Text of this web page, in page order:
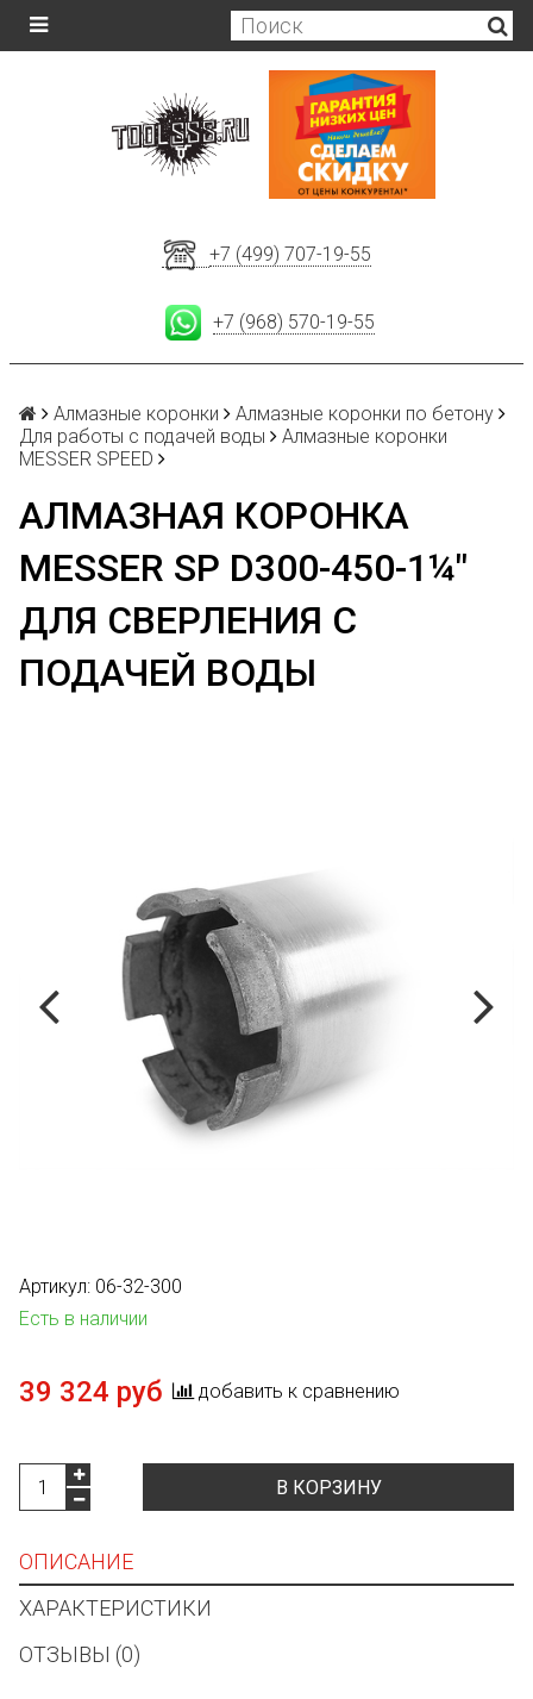
+7 (499) 707-19-55
+7 (968) 570-19-55
Алмазные коронки
Алмазные коронки по бетону
Для работы с подачей воды
Алмазные коронки
MESSER SPEED
АЛМАЗНАЯ КОРОНКА
MESSER SP D300-450-1¼"
ДЛЯ СВЕРЛЕНИЯ С
ПОДАЧЕЙ ВОДЫ
Артикул: 06-32-300
Есть в наличии
39 324 руб добавить к сравнению
В КОРЗИНУ
ОПИСАНИЕ
ХАРАКТЕРИСТИКИ
ОТЗЫВЫ (0)